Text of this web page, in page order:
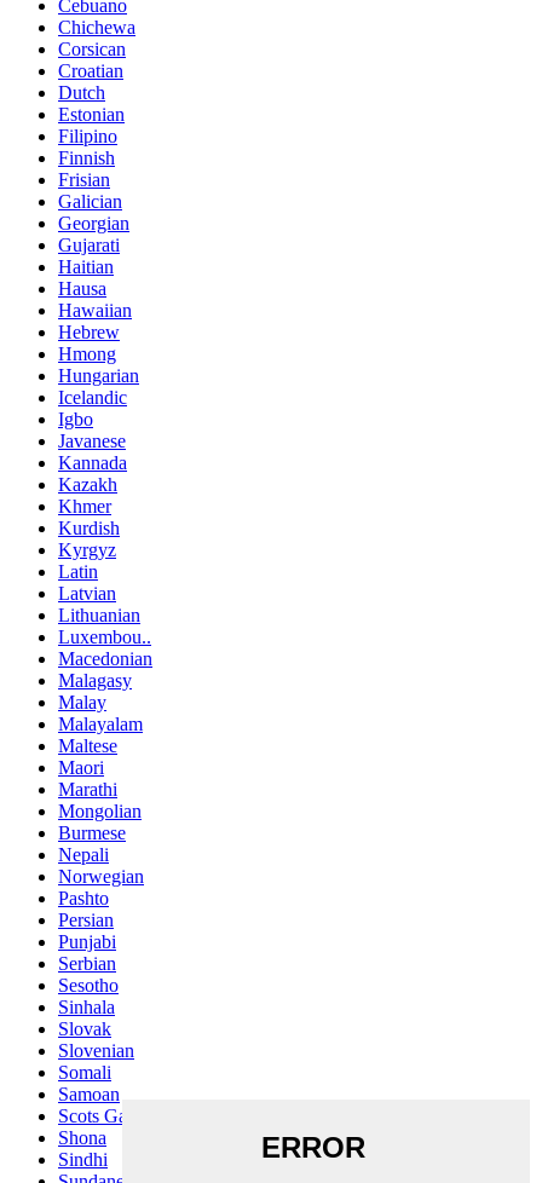
Cebuano
Chichewa
Corsican
Croatian
Dutch
Estonian
Filipino
Finnish
Frisian
Galician
Georgian
Gujarati
Haitian
Hausa
Hawaiian
Hebrew
Hmong
Hungarian
Icelandic
Igbo
Javanese
Kannada
Kazakh
Khmer
Kurdish
Kyrgyz
Latin
Latvian
Lithuanian
Luxembou..
Macedonian
Malagasy
Malay
Malayalam
Maltese
Maori
Marathi
Mongolian
Burmese
Nepali
Norwegian
Pashto
Persian
Punjabi
Serbian
Sesotho
Sinhala
Slovak
Slovenian
Somali
Samoan
Scots Gaelic
Shona
Sindhi